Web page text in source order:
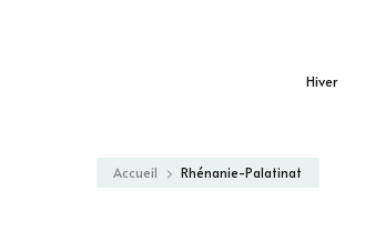
Hiver
Accueil Rhénanie-Palatinat